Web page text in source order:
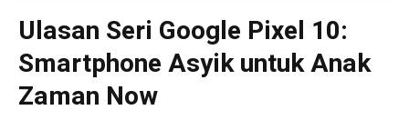
Ulasan Seri Google Pixel 10:
Smartphone Asyik untuk Anak
Zaman Now